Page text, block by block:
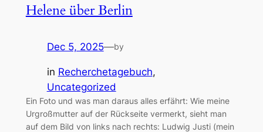
Helene über Berlin
Dec 5, 2025—by
in Recherchetagebuch
Uncategorized
Ein Foto und was man daraus alles erfährt: Wie meine
Urgroßmutter auf der Rückseite vermerkt, sieht man
auf dem Bild von links nach rechts: Ludwig Justi (mein